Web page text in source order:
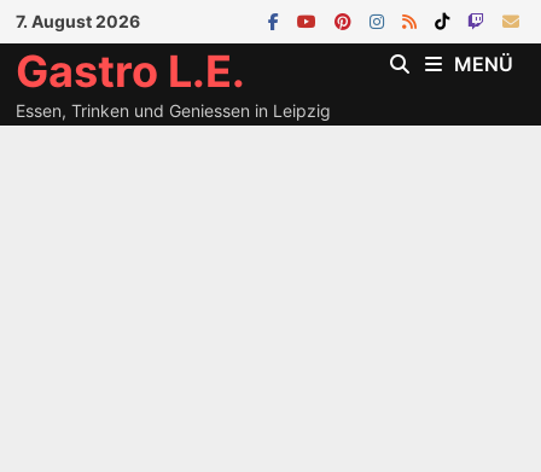
Zum
Inhalt
springen
7. August 2026
Gastro L.E.
Essen, Trinken und Geniessen in Leipzig
MENÜ